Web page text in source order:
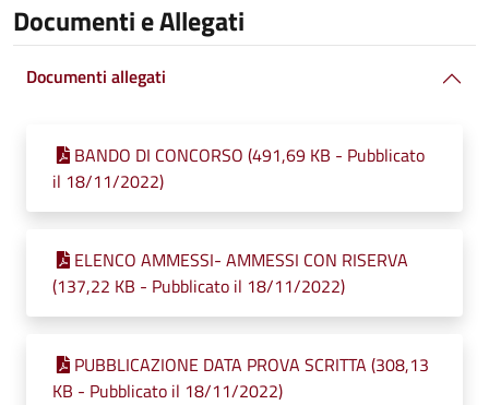
Documenti e Allegati
Documenti allegati
BANDO DI CONCORSO (491,69 KB - Pubblicato
il 18/11/2022)
ELENCO AMMESSI- AMMESSI CON RISERVA
(137,22 KB - Pubblicato il 18/11/2022)
PUBBLICAZIONE DATA PROVA SCRITTA (308,13
KB - Pubblicato il 18/11/2022)